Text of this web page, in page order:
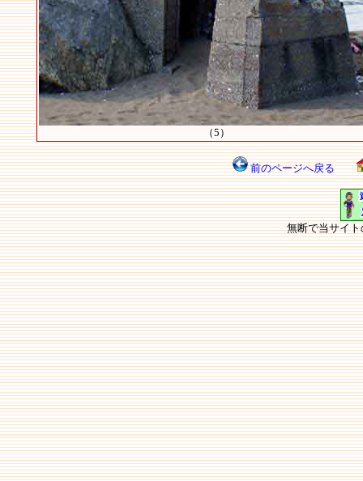
（5）
前のページへ戻る
無断で当サイ